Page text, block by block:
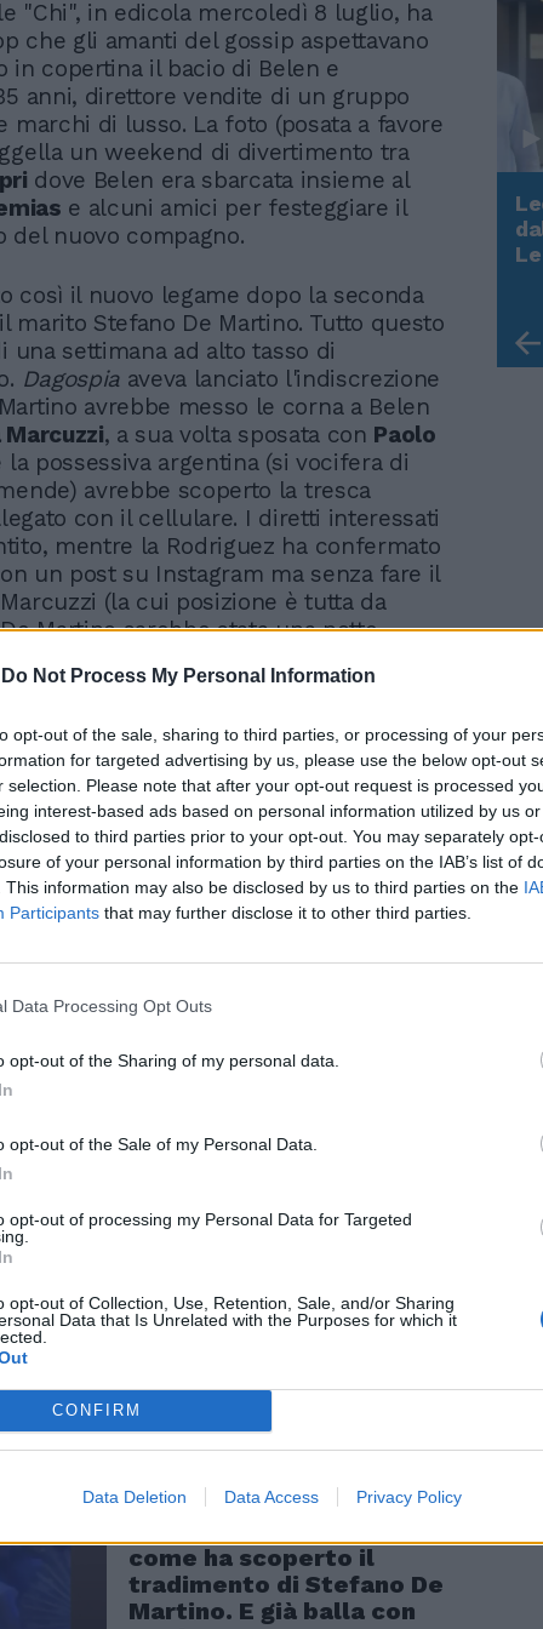
Do Not Process My Personal Information
opt-out of the sale, sharing to third parties, or processing of your
for targeted advertising by us, please use the below opt-out
selection. Please note that after your opt-out request is processed
interest-based ads based on personal information utilized by us
to third parties prior to your opt-out. You may separately
of your personal information by third parties on the IAB’s list of
This information may also be disclosed by us to third parties on the
Participants that may further disclose it to other third parties.
Data Processing Opt Outs
opt-out of the Sharing of my personal data.
opt-out of the Sale of my Personal Data.
opt-out of processing my Personal Data for Targeted
opt-out of Collection, Use, Retention, Sale, and/or Sharing
Data that Is Unrelated with the Purposes for which it
CONFIRM
Data Deletion Data Access Privacy Policy
"Chi", in edicola mercoledì 8 luglio, ha
che gli amanti del gossip aspettavano
in copertina il bacio di Belen e
anni, direttore vendite di un gruppo
marchi di lusso. La foto (posata a favore
un weekend di divertimento tra
dove Belen era sbarcata insieme al
e alcuni amici per festeggiare il
del nuovo compagno.
così il nuovo legame dopo la seconda
marito Stefano De Martino. Tutto questo
una settimana ad alto tasso di
Dagospiaaveva lanciato l'indiscrezione
avrebbe messo le corna a Belen
, a sua volta sposata con Paolo
la possessiva argentina (si vocifera di
avrebbe scoperto la tresca
con il cellulare. I diretti interessati
mentre la Rodriguez ha confermato
un post su Instagram ma senza fare il
(la cui posizione è tutta da
Martino sarebbe stata una notte
nata da un equivoco?).
settimanale "Chi" ci sono le foto di De
con la neo singleMariana Rodriguez,
bacio o abbraccio, sembra che fosse
amico comune. Vedremo. In verità sono
rincorrono le voci di un De Martino
da sempre e poco incline alla
non sono mai usciti scatti
preferendo far parlare di sé
lavoro (ottimi gli ascolti di "
il cambio di giorno) piuttosto
di gossip. Al contrario di Belen
della sua bellezza, curata in maniera
non chirurgica, e suo malgrado, è il fiore
dei settimanali di cronaca rosa. In un
l'attenzione per il clamoroso
immortalata con l'ex fidanzato
di un ristorante di Milano, ha
sofferenze sul lago di Como, ha
in cui dichiarava di "non avere
per chi promette e non mantiene" e ha
quel di Capri.
Video su questo argomento
come ha scoperto il
tradimento di Stefano De
Martino. E già balla con
Rudy Giuliani a Come States?
americana